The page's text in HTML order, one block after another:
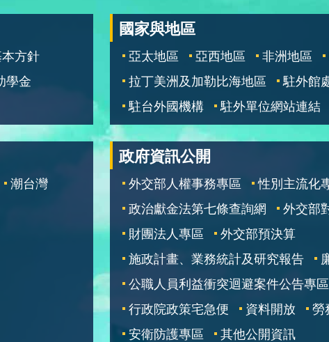
方針
學金
國家與地區
亞太地區 亞西地區 非洲地區
拉丁美洲及加勒比海地區
駐外館
駐台外國機構
駐外單位網站連結
潮台灣
政府資訊公開
外交部人權事務專區 性別主流化
政治獻金法第七條查詢網
外交部
財團法人專區
外交部預決算
施政計畫、業務統計及研究報告
公職人員利益衝突迴避案件公告專區
行政院政策宅急便
資料開放
勞
安衛防護專區
其他公開資訊